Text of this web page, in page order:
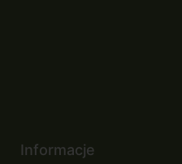
Informacje